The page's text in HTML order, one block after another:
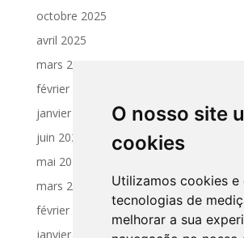
O nosso site
cookies
Utilizamos cookies e
tecnologias de
melhorar a sua
octobre 2025
avril 2025
mars 2025
février 2025
janvier 2025
juin 2024
mai 2024
mars 2024
février 2024
janvier 2024